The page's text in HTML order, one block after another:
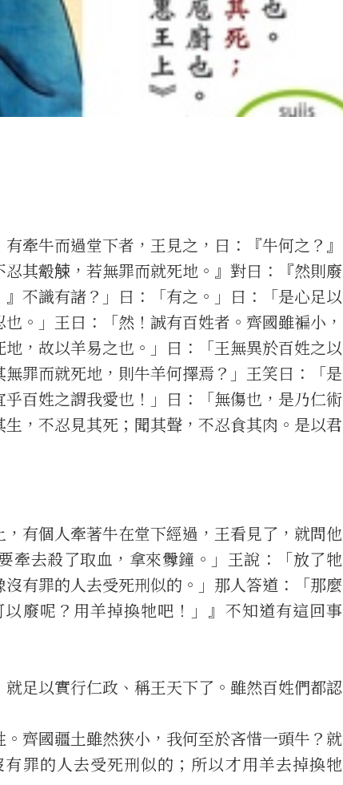
牛而過堂下者，王見之，曰：『牛何之？』
其觳觫，若無罪而就死地。』對曰：『然則廢
不識有諸？」曰：「有之。」曰：「是心足以
。」王曰：「然！誠有百姓者。齊國雖褊小，
，故以羊易之也。」曰：「王無異於百姓之以
罪而就死地，則牛羊何擇焉？」王笑曰：「是
百姓之謂我愛也！」曰：「無傷也，是乃仁術
，不忍見其死；聞其聲，不忍食其肉。是以君
有個人牽著牛在堂下經過，王看見了，就問他
牽去殺了取血，拿來釁鐘。」王說：「放了牠
有罪的人去受死刑似的。」那人答道：「那麼
廢呢？用羊掉換牠吧！」』不知道有這回事
足以實行仁政、稱王天下了。雖然百姓們都認
齊國疆土雖然狹小，我何至於吝惜一頭牛？就
罪的人去受死刑似的；所以才用羊去掉換牠